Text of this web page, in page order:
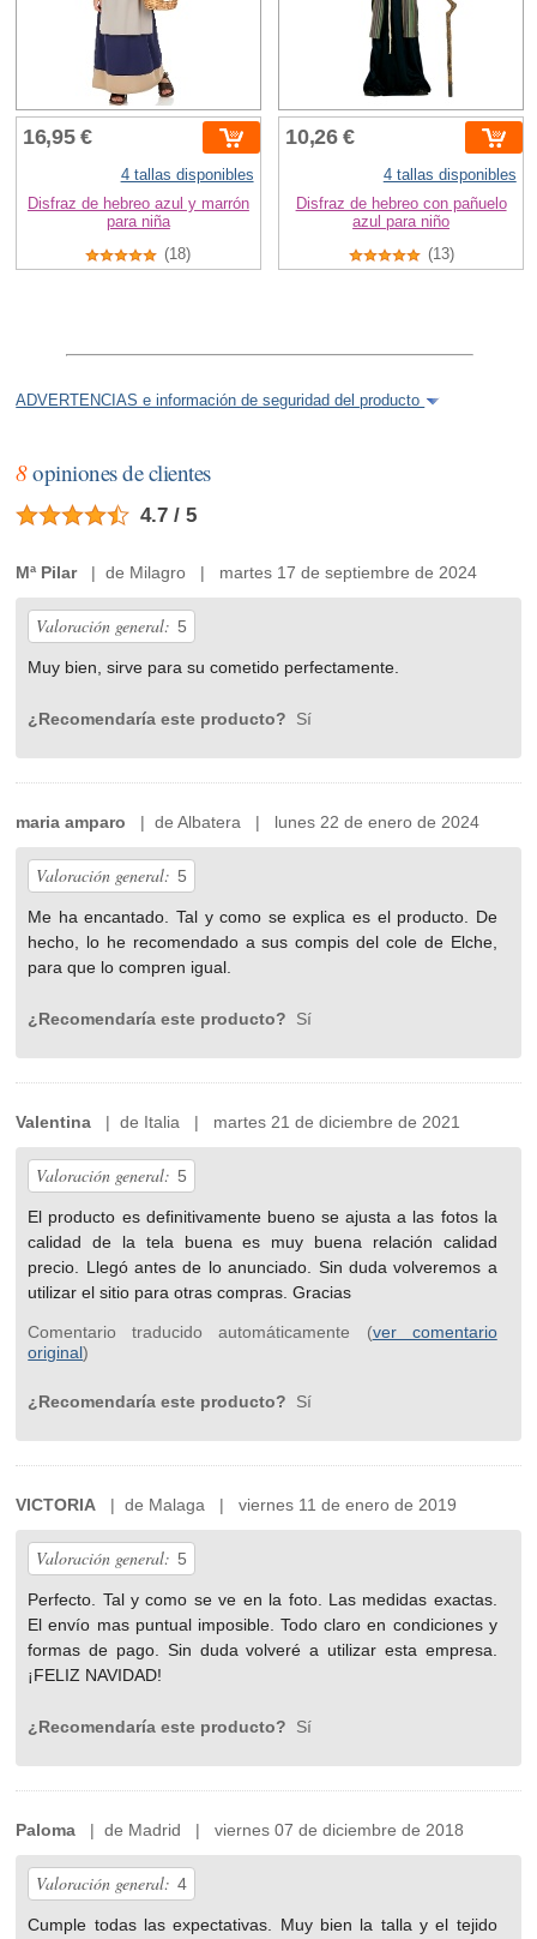
16,95 €
4 tallas disponibles
Disfraz de hebreo azul y marrón
para niña
(18)
10,26 €
4 tallas disponibles
Disfraz de hebreo con pañuelo
azul para niño
(13)
ADVERTENCIAS e información de seguridad del producto
8opiniones de clientes
4.7 / 5
Mª Pilar| de Milagro | martes 17 de septiembre de 2024
Valoración general: 5
Muy bien, sirve para su cometido perfectamente.
¿Recomendaría este producto? Sí
maria amparo | de Albatera | lunes 22 de enero de 2024
Valoración general: 5
Me ha encantado. Tal y como se explica es el producto. De
hecho, lo he recomendado a sus compis del cole de Elche,
para que lo compren igual.
¿Recomendaría este producto? Sí
Valentina | de Italia | martes 21 de diciembre de 2021
Valoración general: 5
El producto es definitivamente bueno se ajusta a las fotos la
calidad de la tela buena es muy buena relación calidad
precio. Llegó antes de lo anunciado. Sin duda volveremos a
utilizar el sitio para otras compras. Gracias
Comentario traducido automáticamente (ver comentario
original)
¿Recomendaría este producto? Sí
VICTORIA | de Malaga | viernes 11 de enero de 2019
Valoración general: 5
Perfecto. Tal y como se ve en la foto. Las medidas exactas.
El envío mas puntual imposible. Todo claro en condiciones y
formas de pago. Sin duda volveré a utilizar esta empresa.
¡FELIZ NAVIDAD!
¿Recomendaría este producto? Sí
Paloma | de Madrid | viernes 07 de diciembre de 2018
Valoración general: 4
Cumple todas las expectativas. Muy bien la talla y el tejido